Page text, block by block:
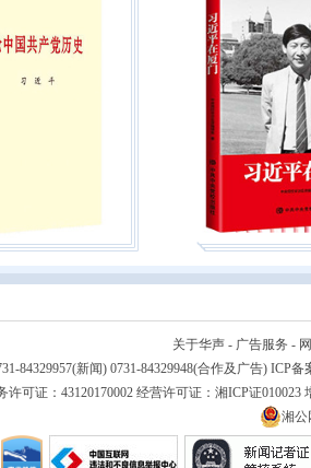
关于华声 - 广告服务 -
84329957(新闻) 0731-84329948(合作及广告) ICP备
许可证：43120170002 经营许可证：湘ICP证
湘公